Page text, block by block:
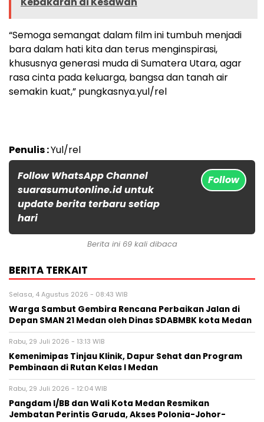
“Semoga semangat dalam film ini tumbuh menjadi
bara dalam hati kita dan terus menginspirasi,
khususnya generasi muda di Sumatera Utara, agar
rasa cinta pada keluarga, bangsa dan tanah air
semakin kuat,” pungkasnya.yul/rel
Penulis :Yul/rel
Follow WhatsApp Channel
suarasumutonline.id untuk
update berita terbaru setiap
hari
Follow
Berita ini 69 kali dibaca
BERITA TERKAIT
Selasa, 4 Agustus 2026 - 08:43 WIB
Warga Sambut Gembira Rencana Perbaikan Jalan di
Depan SMAN 21 Medan oleh Dinas SDABMBK kota Medan
Rabu, 29 Juli 2026 - 13:13 WIB
Kemenimipas Tinjau Klinik, Dapur Sehat dan Program
Pembinaan di Rutan Kelas I Medan
Rabu, 29 Juli 2026 - 12:04 WIB
Pangdam I/BB dan Wali Kota Medan Resmikan
Jembatan Perintis Garuda, Akses Polonia-Johor-